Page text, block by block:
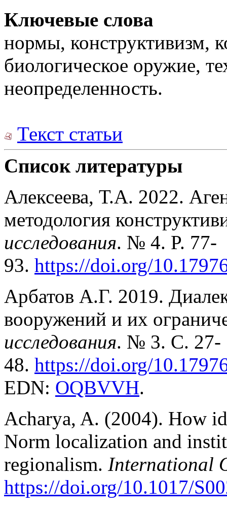
Ключевые слова
нормы, конструктивизм,
биологическое оружие,
неопределенность.
Текст статьи
Список литературы
Алексеева, Т.А. 2022.
методология
исследования. № 4. P. 77-
93. https://doi.org/
Арбатов А.Г. 2019.
вооружений и их
исследования. № 3. С. 27-
48. https://doi.org/
EDN: OQBVVH.
Acharya, A. (2004). How
Norm localization and
regionalism. International
https://doi.org/10.1017/